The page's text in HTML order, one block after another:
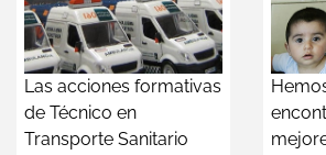
Las acciones formativas
de Técnico en
Transporte Sanitario